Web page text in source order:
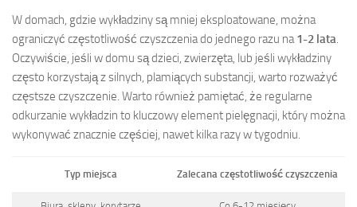
W domach, gdzie wykładziny są mniej eksploatowane, można
ograniczyć częstotliwość czyszczenia do jednego razu na1-2 lata.
Oczywiście, jeśli w domu są dzieci, zwierzęta, lub jeśli wykładziny
często korzystają z silnych, plamiących substancji, warto rozważyć
częstsze czyszczenie. Warto również pamiętać, że regularne
odkurzanie wykładzin to kluczowy element pielęgnacji, który można
wykonywać znacznie częściej, nawet kilka razy w tygodniu.
Typ miejsca Zalecana częstotliwość czyszczenia